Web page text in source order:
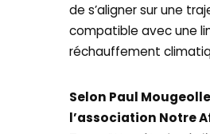
de s’aligner sur une
compatible avec une
réchauffement
Selon Paul
l’association Notre